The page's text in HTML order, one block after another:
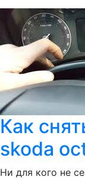
Как
skoda
Ни для кого не